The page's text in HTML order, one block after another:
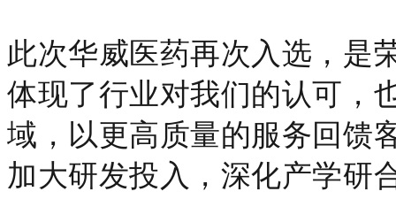
此次华威医药再次入选，是
体现了行业对我们的认可，
域，以更高质量的服务回馈
加大研发投入，深化产学研